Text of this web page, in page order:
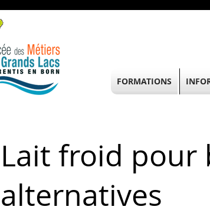
Lait froid pour
alternatives
FORMATIONS